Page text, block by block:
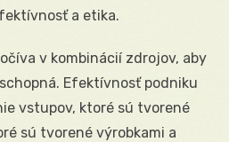
a etika.
v kombinácií zdrojov, aby
Efektívnosť podniku
vstupov, ktoré sú tvorené
sú tvorené výrobkami a